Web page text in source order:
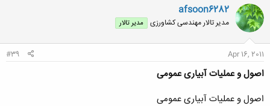
ن
ش
ه
ا
afsoon6282
مدیر تالار مهندسی كشاورزی مدیر تالار
Apr 16, 2011
#39
اصول و عملیات آبیاری عمومی
اصول و عملیات آبیاری عمومی